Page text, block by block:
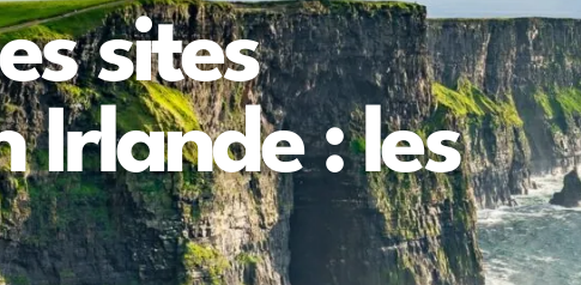
sites
Irlande : les